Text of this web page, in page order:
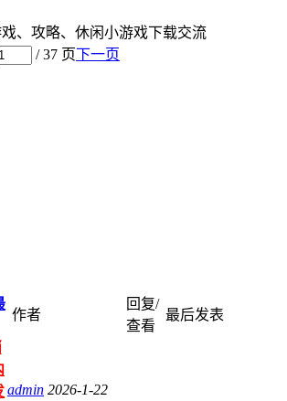
、攻略、休闲小游戏下载交流
/ 37 页下一页
作者
回复/
查看
最后发表
admin 2026-1-22